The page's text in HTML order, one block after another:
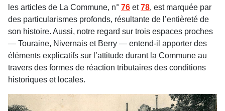
les articles de La Commune, n° 76 et78, est marquée par
des particularismes profonds, résultante de l’entièreté de
son histoire. Aussi, notre regard sur trois espaces proches
— Touraine, Nivernais et Berry — entend-il apporter des
éléments explicatifs sur l’attitude durant la Commune au
travers des formes de réaction tributaires des conditions
historiques et locales.